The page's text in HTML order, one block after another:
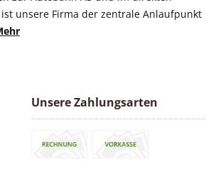
unsere Firma der zentrale Anlaufpunkt
Unsere Zahlungsarten